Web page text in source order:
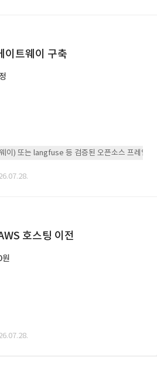
이트웨이 구축
이) 또는 langfuse 등 검증된 오픈소스 프레임워
호스팅 이전